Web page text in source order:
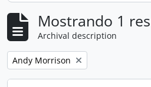
Mostrando 1
Archival description
Remove filter:
Andy Morrison